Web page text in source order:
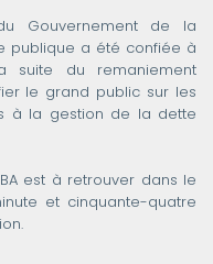
Gouvernement de la
publique a été confiée à
suite du remaniement
le grand public sur les
à la gestion de la dette
est à retrouver dans le
et cinquante-quatre